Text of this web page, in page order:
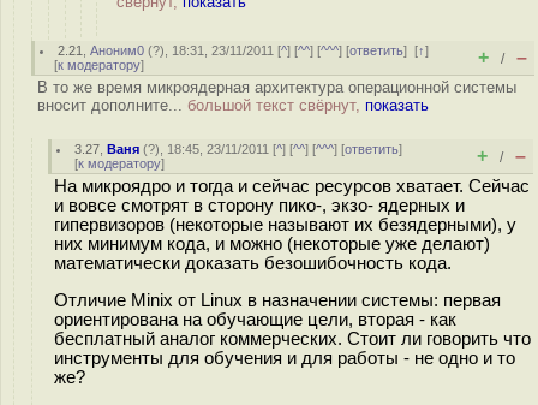
2.21 ,Аноним0 (?), 18:31, 23/11/2011 [^] [^^] [^^^] [ответить][↑]
[к модератору] + / –
В то же время микроядерная архитектура операционной системы
вносит дополните... большой текст свёрнут, показать
3.27 ,Ваня (?), 18:45, 23/11/2011 [^] [^^] [^^^] [ответить]
[к модератору] + / –
На микроядро и тогда и сейчас ресурсов хватает. Сейчас
и вовсе смотрят в сторону пико-, экзо- ядерных и
гипервизоров (некоторые называют их безядерными), у
них минимум кода, и можно (некоторые уже делают)
математически доказать безошибочность кода.
Отличие Minix от Linux в назначении системы: первая
ориентирована на обучающие цели, вторая - как
бесплатный аналог коммерческих. Стоит ли говорить что
инструменты для обучения и для работы - не одно и то
же?